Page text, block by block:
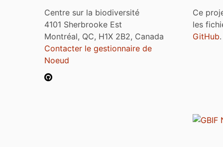
Centre sur la biodiversité
4101 Sherbrooke Est
Montréal, QC, H1X 2B2, Canada
Contacter le gestionnaire de
Noeud
Ce
les
GitHub.